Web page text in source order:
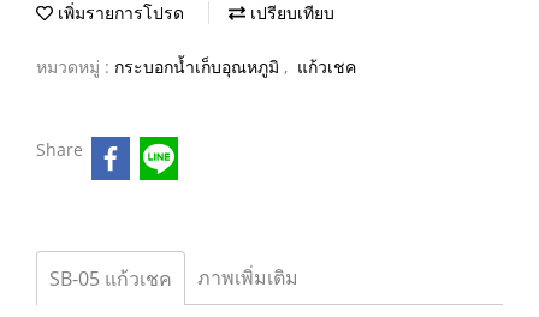
เพิ่มรายการโปรด เปรียบเทียบ
หมวดหมู่ : กระบอกน้ำเก็บอุณหภูมิ , แก้วเชค
Share
SB-05 แก้วเชค ภาพเพิ่มเติม